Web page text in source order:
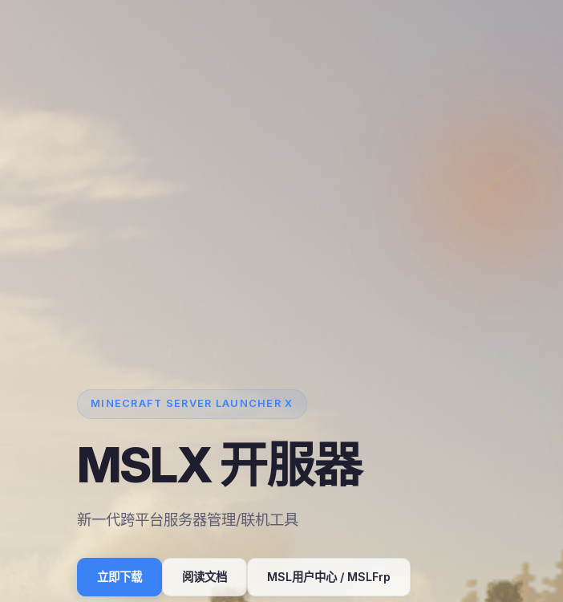
MINECRAFT SERVER LAUNCHER X
MSLX 开服器
新一代跨平台服务器管理/联机工具
立即下载 阅读文档 MSL用户中心 / MSLFrp